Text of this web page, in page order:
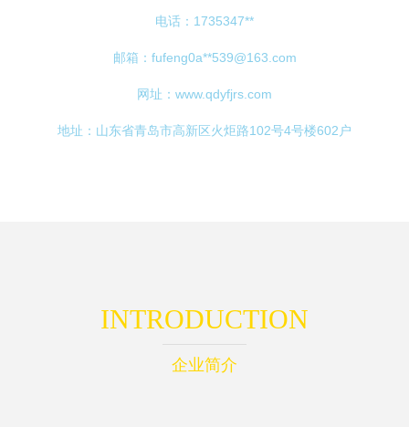
电话：1735347**
邮箱：fufeng0a**539@163.com
网址： www.qdyfjrs.com
地址：山东省青岛市高新区火炬路102号4号楼602户
INTRODUCTION
企业简介